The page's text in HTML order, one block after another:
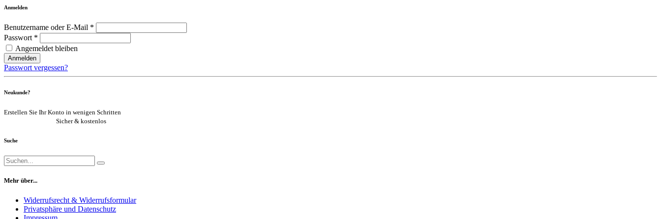
Anmelden
Benutzername oder E-Mail *
Passwort *
Angemeldet bleiben
Anmelden
Passwort vergessen?
Neukunde?
Erstellen Sie Ihr Konto in wenigen Schritten
Sicher & kostenlos
Suche
Mehr über...
Widerrufsrecht & Widerrufsformular
Privatsphäre und Datenschutz